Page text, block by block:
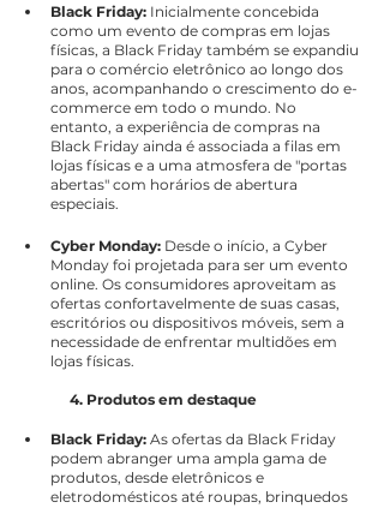
Black Friday: Inicialmente concebida
como um evento de compras em lojas
físicas, a Black Friday também se expandiu
para o comércio eletrônico ao longo dos
anos, acompanhando o crescimento do e-
commerce em todo o mundo. No
entanto, a experiência de compras na
Black Friday ainda é associada a filas em
lojas físicas e a uma atmosfera de "portas
abertas" com horários de abertura
especiais.
Cyber Monday: Desde o início, a Cyber
Monday foi projetada para ser um evento
online. Os consumidores aproveitam as
ofertas confortavelmente de suas casas,
escritórios ou dispositivos móveis, sem a
necessidade de enfrentar multidões em
lojas físicas.
4. Produtos em destaque
Black Friday: As ofertas da Black Friday
podem abranger uma ampla gama de
produtos, desde eletrônicos e
eletrodomésticos até roupas, brinquedos